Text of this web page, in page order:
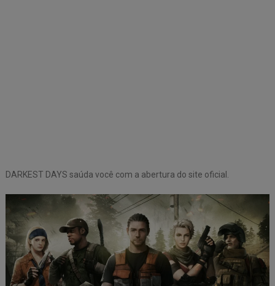
DARKEST DAYS saúda você com a abertura do site oficial.